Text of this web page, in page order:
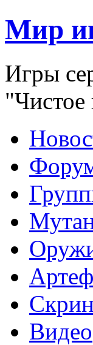
Мир
Игры
Видео